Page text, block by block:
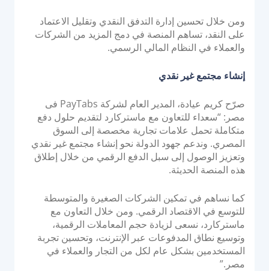
ومن خلال تحسين إدارة التدفق النقدي وتقليل الاعتماد
على النقد، تساهم المنصة في دمج المزيد من الشركات
والعملاء في النظام المالي الرسمي.
إنشاء مجتمع غير نقدي
صرّح كريم عيادة، المدير العام لشركة PayTabs فى
مصر: “سعداء للتعاون مع ماستركارد لتقديم حلول دفع
متكاملة تحمل علامات تجارية مخصصة إلى السوق
المصري. وندعم جهود الدولة نحو إنشاء مجتمع غير نقدي
وتعزيز الوصول إلى سبل الدفع الرقمي من خلال إطلاق
هذه المنصة الحديثة.
كما نساهم في تمكين الشركات الصغيرة والمتوسطة
للتوسع في الاقتصاد الرقمي. ومن خلال التعاون مع
ماستركارد، نسعى لزيادة حجم المعاملات الرقمية،
وتوسيع نطاق المدفوعات عبر الإنترنت، وتحسين تجربة
المستخدمين بشكل عام لكل من التجار والعملاء في
مصر.”